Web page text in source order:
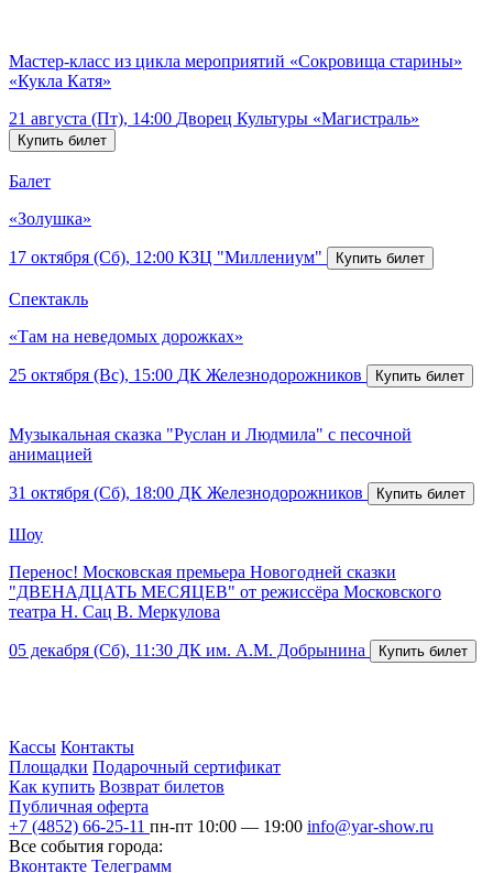
Мастер-класс из цикла мероприятий «Сокровища старины»
«Кукла Катя»
21 августа (Пт), 14:00 Дворец Культуры «Магистраль»
Балет
«Золушка»
17 октября (Сб), 12:00 КЗЦ "Миллениум"
Спектакль
«Там на неведомых дорожках»
25 октября (Вс), 15:00 ДК Железнодорожников
Музыкальная сказка "Руслан и Людмила" с песочной
анимацией
31 октября (Сб), 18:00 ДК Железнодорожников
Шоу
Перенос! Московская премьера Новогодней сказки
"ДВЕНАДЦАТЬ МЕСЯЦЕВ" от режиссёра Московского
театра Н. Сац В. Меркулова
05 декабря (Сб), 11:30 ДК им. А.М. Добрынина
Кассы Контакты
Площадки Подарочный сертификат
Как купить Возврат билетов
Публичная оферта
+7 (4852) 66-25-11 пн-пт 10:00 — 19:00 info@yar-show.ru
Все события города:
Вконтакте Телеграмм